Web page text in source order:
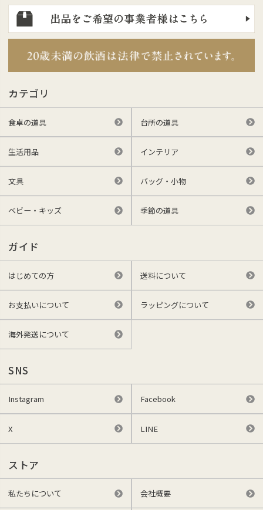
カテゴリ
食卓の道具 台所の道具
生活用品 インテリア
文具 バッグ・小物
ベビー・キッズ 季節の道具
ガイド
はじめての方 送料について
お支払いについて ラッピングについて
海外発送について
SNS
Instagram Facebook
X LINE
ストア
私たちについて 会社概要